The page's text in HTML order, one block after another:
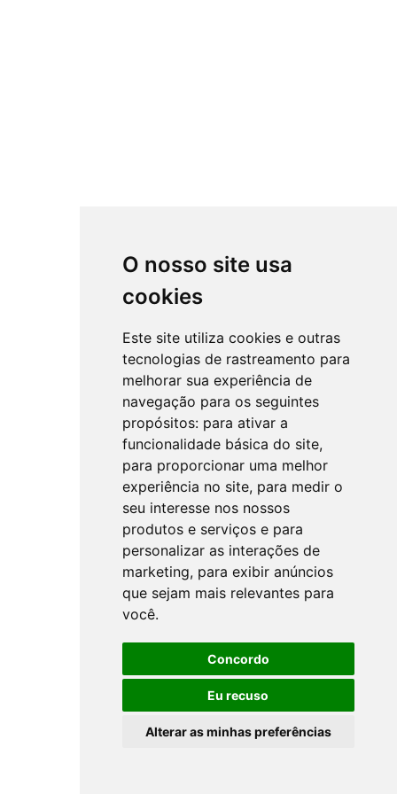
O nosso site usa
cookies
Este site utiliza cookies e outras
tecnologias de rastreamento para
melhorar sua experiência de
navegação para os seguintes
propósitos: para ativar a
funcionalidade básica do site,
para proporcionar uma melhor
experiência no site, para medir o
seu interesse nos nossos
produtos e serviços e para
personalizar as interações de
marketing, para exibir anúncios
que sejam mais relevantes para
você.
Concordo
Eu recuso
Alterar as minhas preferências